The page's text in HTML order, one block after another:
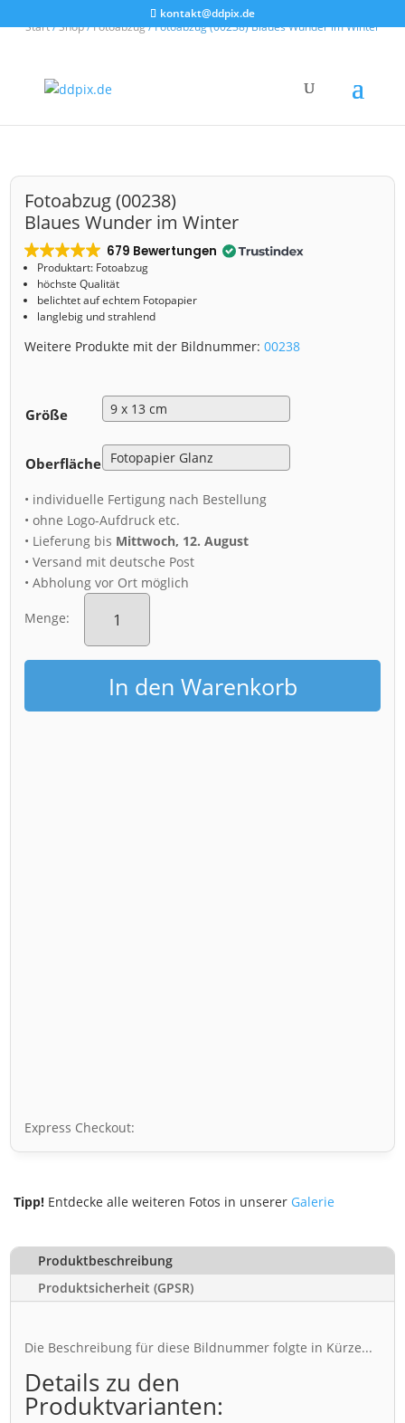
kontakt@ddpix.de
Start/Shop/Fotoabzug/ Fotoabzug (00238) Blaues Wunder im Winter
Fotoabzug (00238)
Blaues Wunder im Winter
679 Bewertungen
Produktart: Fotoabzug
höchste Qualität
belichtet auf echtem Fotopapier
langlebig und strahlend
Weitere Produkte mit der Bildnummer:00238
Größe
Oberfläche
• individuelle Fertigung nach Bestellung
• ohne Logo-Aufdruck etc.
• Lieferung bis Mittwoch, 12. August
• Versand mit deutsche Post
• Abholung vor Ort möglich
Menge:
Fotoabzug
(00238)
Wunder
im
Winter
MengeIn den Warenkorb
Express Checkout:
Tipp! Entdecke alle weiteren Fotos in unserer Galerie
Produktbeschreibung
Produktsicherheit (GPSR)
Die Beschreibung für diese Bildnummer folgte in Kürze...
Details zu den
Produktvarianten: